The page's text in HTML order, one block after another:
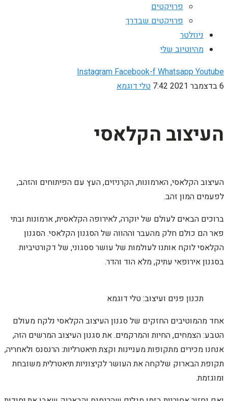
פרויקטים
פרויקטים שבדרך
ניוזלטר
מהיוטיוב שלי
InstagramFacebook-fWhatsappYoutube
6 בדצמבר 2021
7:42 טלי דוגמא
העיצוב הקלאסי
העיצוב הקלאסי, הארמונות, הקרניזים, העץ עם הפיתוחים והזהב,
לפעמים המון זהב.
ברוכים הבאים לעולם של יוקרה, לאירופה הקלאסית, ארמונות ובתי
פאר הם כולם חלק מהעבר וההווה של הסגנון הקלאסי. הסגנון
הקלאסי לוקח אותנו לעולמות של עושר ססגוני, של דקורטיביות
בסגנון אירופאי עתיק, מלא הוד והדר.
תכנון פנים ועיצוב: טלי דוגמא
אחד מהמוטיבים החזקים של סגנון העיצוב הקלאסי נלקח מעולם
הטבע: הצמחים, החיות והמרקמים. את סגנון העיצוב המרשים הזה,
אנחנו מכירים מתקופות מעניינות וקצת תיאטרליות: הרנסנס ולאחריה,
תקופת הבארוק שלקחה את העושר לקיצוניות תיאטרלית משובחת
ומוגזמת.